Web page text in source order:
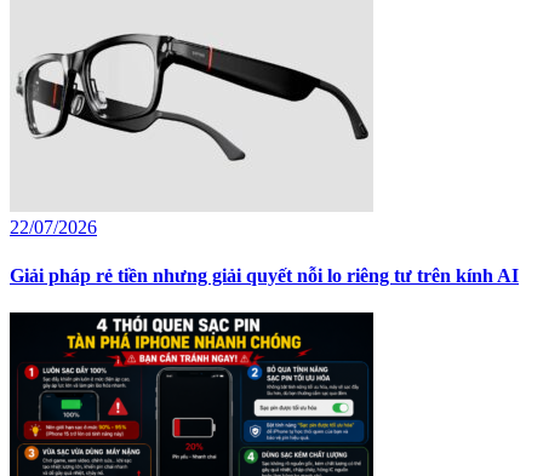
22/07/2026
Giải pháp rẻ tiền nhưng giải quyết nỗi lo riêng tư trên kính AI